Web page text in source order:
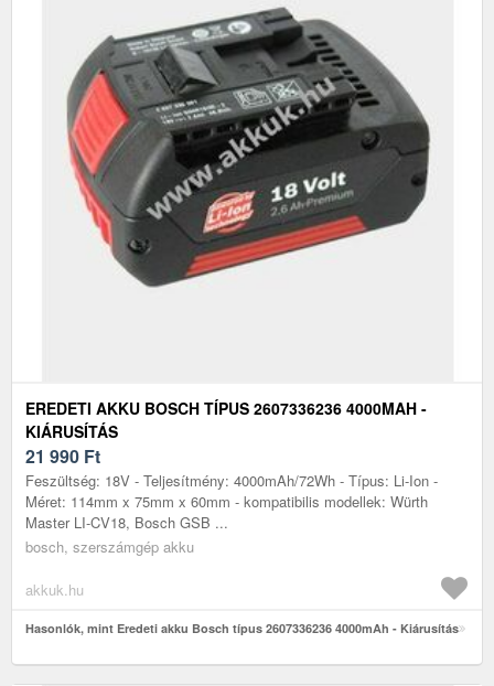
EREDETI AKKU BOSCH TÍPUS 2607336236 4000MAH -
KIÁRUSÍTÁS
21 990 Ft
Feszültség: 18V - Teljesítmény: 4000mAh/72Wh - Típus: Li-Ion -
Méret: 114mm x 75mm x 60mm - kompatibilis modellek: Würth
Master LI-CV18, Bosch GSB ...
bosch, szerszámgép akku
akkuk.hu
Hasonlók, mint Eredeti akku Bosch típus 2607336236 4000mAh - Kiárusítás